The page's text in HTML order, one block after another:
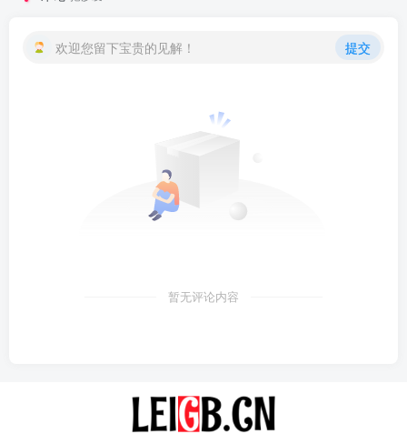
欢迎您留下宝贵的见解！ 提交
暂无评论内容